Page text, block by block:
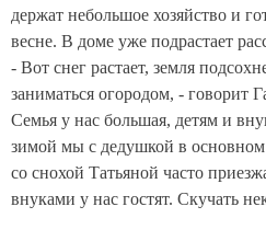
держат небольшое хозяйство и
весне. В доме уже подрастает
- Вот снег растает, земля
заниматься огородом, - говорит
Семья у нас большая, детям и
зимой мы с дедушкой в
со снохой Татьяной часто
внуками у нас гостят. Скучать